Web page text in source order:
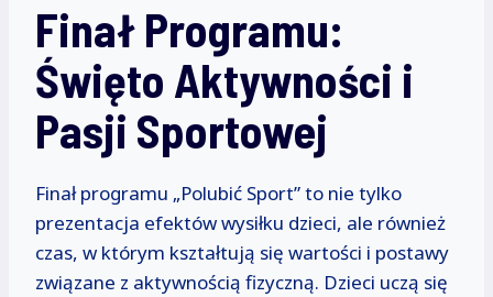
Finał Programu:
Święto Aktywności i
Pasji Sportowej
Finał programu „Polubić Sport” to nie tylko
prezentacja efektów wysiłku dzieci, ale również
czas, w którym kształtują się wartości i postawy
związane z aktywnością fizyczną. Dzieci uczą się